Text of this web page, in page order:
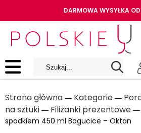
DARMOWA WYSYŁKA
Strona główna ― Kategorie ―
na sztuki ― Filiżanki prezentowe ―
spodkiem 450 ml Bogucice – Oktan